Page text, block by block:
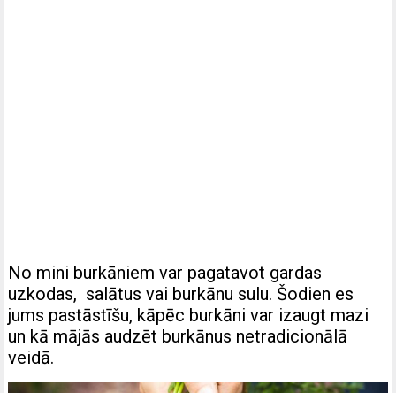
No mini burkāniem var pagatavot gardas
uzkodas, salātus vai burkānu sulu. Šodien es
jums pastāstīšu, kāpēc burkāni var izaugt mazi
un kā mājās audzēt burkānus netradicionālā
veidā.